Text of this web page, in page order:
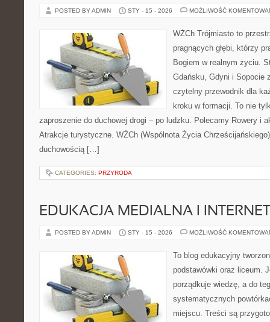
POSTED BY ADMIN STY - 15 - 2026 MOŻLIWOŚĆ
WŻCh Trójmiasto to
pragnących głębi, którzy
Bogiem w realnym życiu.
Gdańsku, Gdyni i Sopocie
czytelny przewodnik dla
kroku w formacji. To nie
zaproszenie do duchowej drogi – po ludzku. Polecamy Rowery i
Atrakcje turystyczne. WŻCh (Wspólnota Życia
duchowością […]
CATEGORIES: PRZYRODA
EDUKACJA MEDIALNA I
POSTED BY ADMIN STY - 15 - 2026 MOŻLIWOŚĆ
To blog edukacyjny
podstawówki oraz liceum.
porządkuje wiedzę, a do
systematycznych
miejscu. Treści są